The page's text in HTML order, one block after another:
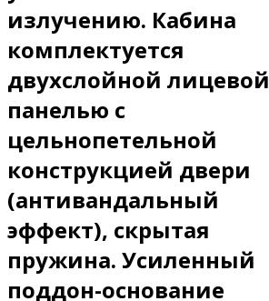
излучению. Кабина
комплектуется
двухслойной лицевой
панелью с
цельнопетельной
конструкцией двери
(антивандальный
эффект), скрытая
пружина. Усиленный
поддон-основание